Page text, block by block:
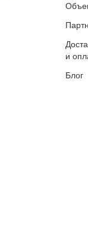
и
Блог